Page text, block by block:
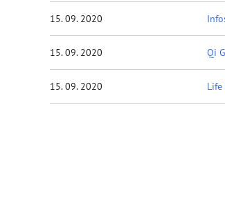
15. 09. 2020
15. 09. 2020 Qi
15. 09. 2020 Life